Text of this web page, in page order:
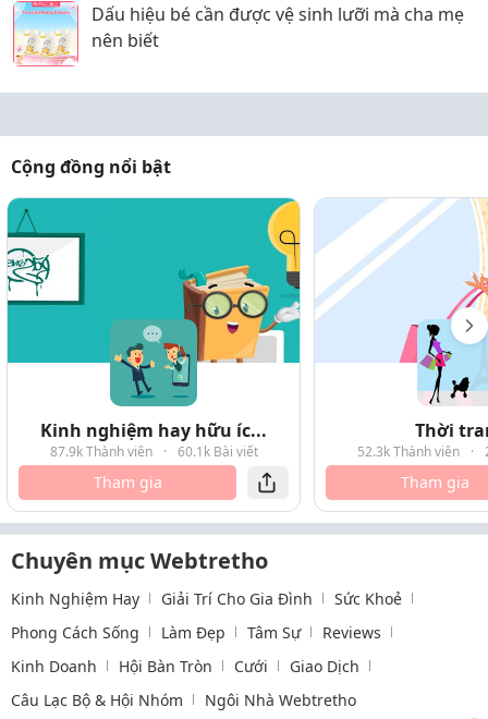
Dấu hiệu bé cần được vệ sinh lưỡi mà cha mẹ
nên biết
Cộng đồng nổi bật
Kinh nghiệm hay hữu íc...
87.9k Thành viên · 60.1k Bài viết
Tham gia
Thời
52.3k Thành viên ·
Tham gia
Chuyên mục Webtretho
Kinh Nghiệm Hay Giải Trí Cho Gia Đình
Sức Khoẻ
Phong Cách Sống
Làm Đẹp Tâm Sự
Reviews
Kinh Doanh
Hội Bàn Tròn Cưới
Giao Dịch
Câu Lạc Bộ & Hội Nhóm
Ngôi Nhà Webtretho